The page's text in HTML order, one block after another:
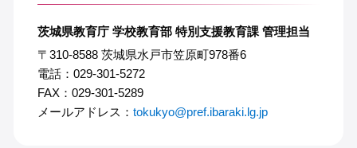
茨城県教育庁 学校教育部 特別支援教育課 管理担当
〒310-8588 茨城県水戸市笠原町978番6
電話：029-301-5272
FAX：029-301-5289
メールアドレス： tokukyo@pref.ibaraki.lg.jp